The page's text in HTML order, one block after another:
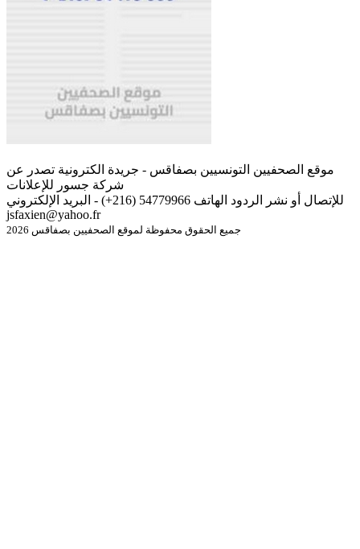
موقع الصحفيين التونسيين بصفاقس - جريدة الكترونية تصدر عن
شركة جسور للإعلانات
للإتصال أو نشر الردود الهاتف 54779966 (216+) - البريد الإلكتروني
jsfaxien@yahoo.fr
جميع الحقوق محفوظة لموقع الصحفيين بصفاقس 2026